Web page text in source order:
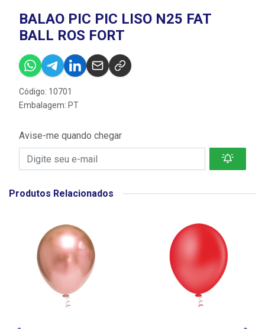
BALAO PIC PIC LISO N25 FAT
BALL ROS FORT
Código: 10701
Embalagem: PT
Avise-me quando chegar
Produtos Relacionados